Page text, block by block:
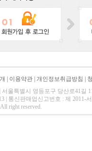
이용약관 개인정보취급방침
서울특별시 영등포구 당산로41길
| 통신판매업신고번호 : 제 2011-
right reserved.